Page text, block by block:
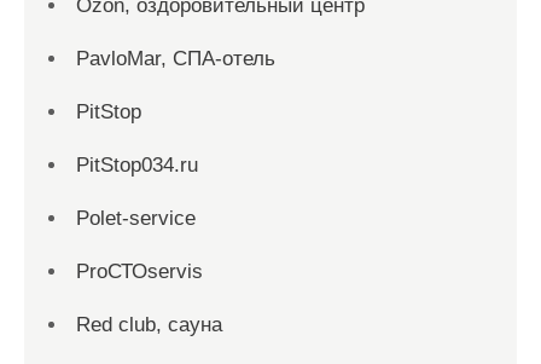
Ozon, оздоровительный центр
PavloMar, СПА-отель
PitStop
PitStop034.ru
Polet-service
ProСТОservis
Red сlub, сауна